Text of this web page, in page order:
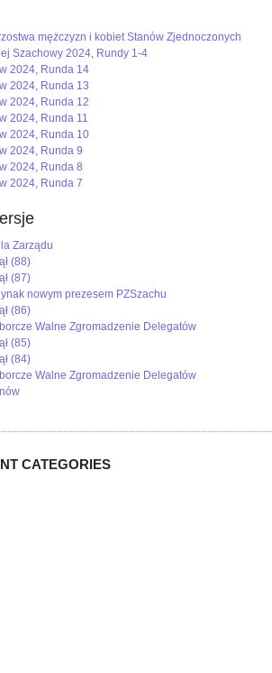
mężczyzn i kobiet Stanów Zjednoczonych
Szachowy 2024, Rundy 1-4
2024, Runda 14
2024, Runda 13
2024, Runda 12
2024, Runda 11
2024, Runda 10
2024, Runda 9
2024, Runda 8
2024, Runda 7
Zarządu
(88)
(87)
nowym prezesem PZSzachu
(86)
Walne Zgromadzenie Delegatów
(85)
(84)
Walne Zgromadzenie Delegatów
CATEGORIES